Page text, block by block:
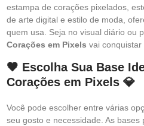
estampa de corações pixelados,
de arte digital e estilo de moda,
quem usa. Seja no visual diário ou
Corações em Pixels vai conquistar
🖤 Escolha Sua Base
Corações em Pixels 💎
Você pode escolher entre várias
seu gosto e necessidade. As